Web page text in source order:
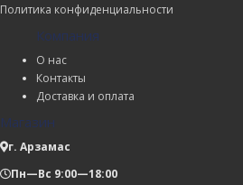
Политика конфиденциальности
Компания
О нас
Контакты
Доставка и оплата
Магазин
г. Арзамас
Пн—Вс 9:00—18:00